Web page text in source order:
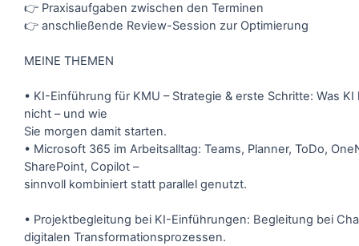
👉 Praxisaufgaben zwischen den Terminen
👉 anschließende Review-Session zur Optimierung
MEINE THEMEN
• KI-Einführung für KMU – Strategie & erste Schritte: Was KI
nicht – und wie
Sie morgen damit starten.
• Microsoft 365 im Arbeitsalltag: Teams, Planner, ToDo,
SharePoint, Copilot –
sinnvoll kombiniert statt parallel genutzt.
• Projektbegleitung bei KI-Einführungen: Begleitung bei
digitalen Transformationsprozessen.